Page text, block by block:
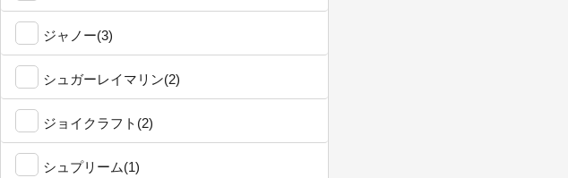
ジャノー(3)
シュガーレイマリン(2)
ジョイクラフト(2)
シュプリーム(1)